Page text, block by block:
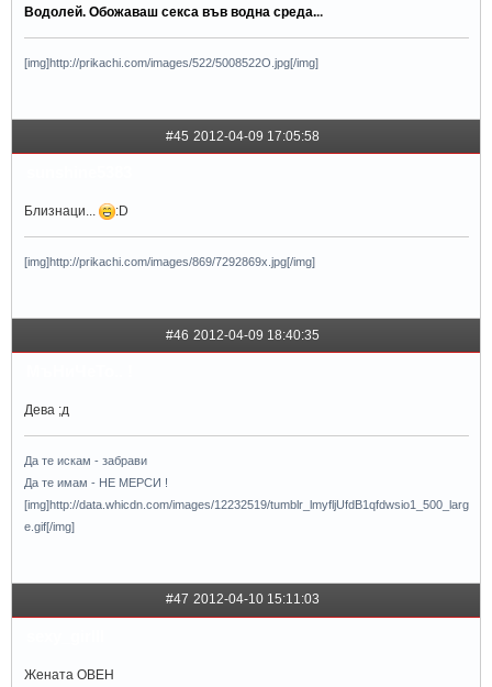
Водолей. Обожаваш секса във водна среда...
[img]http://prikachi.com/images/522/5008522O.jpg[/img]
#45 2012-04-09 17:05:58
Близнаци... :D
[img]http://prikachi.com/images/869/7292869x.jpg[/img]
#46 2012-04-09 18:40:35
Дева ;д
Да те искам - забрави
Да те имам - НЕ МЕРСИ !
[img]http://data.whicdn.com/images/12232519/tumblr_lmyfljUfdB1qfdwsio1_500_larg
e.gif[/img]
#47 2012-04-10 15:11:03
Жената ОВЕН